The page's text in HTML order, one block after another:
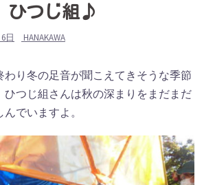
つじ組♪
日 HANAKAWA
わり冬の足音が聞こえてきそうな季節
ひつじ組さんは秋の深まりをまだまだ
でいますよ。